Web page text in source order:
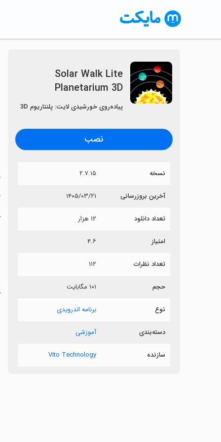
Solar Walk Lite
Planetarium 3D
پیاده‌روی خورشیدی لایت: پلنتاریوم 3D
نصب
نسخه ۲.۷.۱۵
آخرین بروزرسانی ۱۴۰۵/۰۳/۲۱
تعداد دانلود ۱۲ هزار
امتیاز ۴.۶
تعداد نظرات ۱۱۲
حجم ۱۰۱ مگابایت
نوع برنامه اندرویدی
دسته‌بندی آموزشی
سازنده Vito Technology